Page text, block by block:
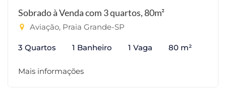
Sobrado à Venda com 3 quartos, 80m²
Aviação, Praia Grande-SP
3 Quartos 1 Banheiro 1 Vaga 80 m²
Mais informações